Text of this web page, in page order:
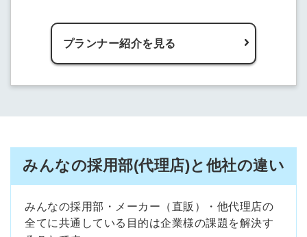
プランナー紹介を見る
みんなの採用部(代理店)と他社の違い
みんなの採用部・メーカー（直販）・他代理店の
全てに共通している目的は企業様の課題を解決す